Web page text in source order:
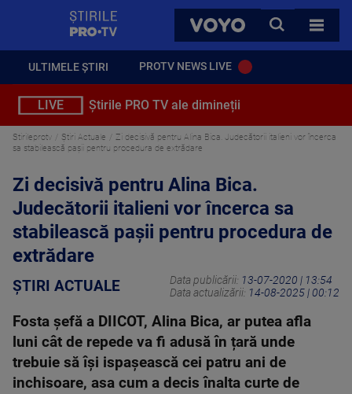
VOYO
CAUTA
TOATE
ULTIMELE ȘTIRI PROTV NEWS LIVE
LIVE Știrile PRO TV ale dimineții
Stirileprotv Știri Actuale
Zi decisivă pentru Alina Bica. Judecătorii italieni vor încerca
sa stabilească pașii pentru procedura de extrădare
Zi decisivă pentru Alina Bica.
Judecătorii italieni vor încerca sa
stabilească pașii pentru procedura de
extrădare
ȘTIRI ACTUALE Data publicării: 13-07-2020 | 13:54
Data actualizării: 14-08-2025 | 00:12
Fosta șefă a DIICOT, Alina Bica, ar putea afla
luni cât de repede va fi adusă în țară unde
trebuie să își ispașească cei patru ani de
inchisoare, asa cum a decis înalta curte de